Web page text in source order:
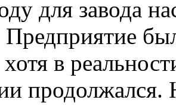
для завода
Предприятие
в
продолжался.